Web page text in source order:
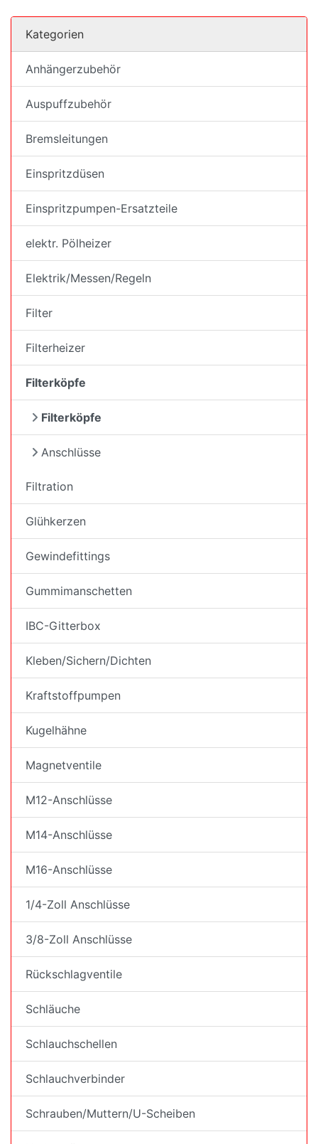
Kategorien
Anhängerzubehör
Auspuffzubehör
Bremsleitungen
Einspritzdüsen
Einspritzpumpen-Ersatzteile
elektr. Pölheizer
Elektrik/Messen/Regeln
Filter
Filterheizer
Filterköpfe
Filterköpfe
Anschlüsse
Filtration
Glühkerzen
Gewindefittings
Gummimanschetten
IBC-Gitterbox
Kleben/Sichern/Dichten
Kraftstoffpumpen
Kugelhähne
Magnetventile
M12-Anschlüsse
M14-Anschlüsse
M16-Anschlüsse
1/4-Zoll Anschlüsse
3/8-Zoll Anschlüsse
Rückschlagventile
Schläuche
Schlauchschellen
Schlauchverbinder
Schrauben/Muttern/U-Scheiben